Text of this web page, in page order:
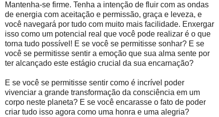
Mantenha-se firme. Tenha a intenção de fluir com as ondas
de energia com aceitação e permissão, graça e leveza, e
você navegará por tudo com muito mais facilidade. Enxergar
isso como um potencial real que você pode realizar é o que
torna tudo possível! E se você se permitisse sonhar? E se
você se permitisse sentir a emoção que sua alma sente por
ter alcançado este estágio crucial da sua encarnação?
E se você se permitisse sentir como é incrível poder
vivenciar a grande transformação da consciência em um
corpo neste planeta? E se você encarasse o fato de poder
criar tudo isso agora como uma honra e uma alegria?